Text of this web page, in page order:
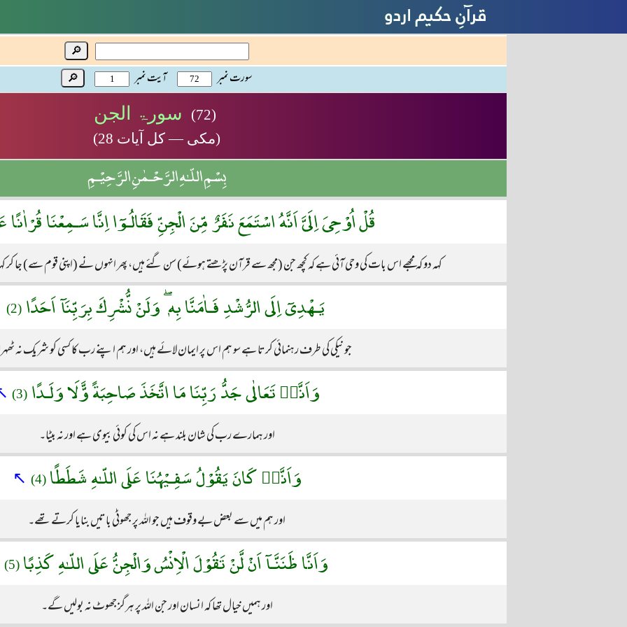
🔎
سورت نمبر آیت نمبر 🔎
(72) سورۃ الجن
(مکی — کل آیات 28)
بِسْمِ اللّـٰهِ الرَّحْـمٰنِ الرَّحِيْـمِ
قُلْ اُوْحِىَ اِلَىَّ اَنَّهُ اسْتَمَعَ نَفَرٌ مِّنَ الْجِنِّ فَقَالُـوٓا اِنَّا سَـمِعْنَا قُرْاٰنًا
کہہ دو کہ مجھے اس بات کی وحی آئی ہے کہ کچھ جن (مجھ سے قرآن پڑھتے ہوئے) سن گئے ہیں، پھر انہوں نے (اپنی قوم سے) جا
يَـهْدِىٓ اِلَى الرُّشْدِ فَـاٰمَنَّا بِهٖ ۖ وَلَنْ نُّشْرِكَ بِرَبِّنَآ اَحَدًا (2)
جو نیکی کی طرف رہنمائی کرتا ہے سو ہم اس پر ایمان لائے ہیں، اور ہم اپنے رب کا کسی کو شریک نہ
وَاَنَّهٝ تَعَالٰى جَدُّ رَبِّنَا مَا اتَّخَذَ صَاحِبَةً وَّّلَا وَلَـدًا (3)
اور ہمارے رب کی شان بلند ہے نہ اس کی کوئی بیوی ہے اور نہ بیٹا۔
وَاَنَّهٝ كَانَ يَقُوْلُ سَفِـيْهُنَا عَلَى اللّـٰهِ شَطَطًا(4)
↖
اور ہم میں سے بعض بے وقوف ہیں جو اللہ پر جھوٹی باتیں بنایا کرتے تھے۔
وَاَنَّا ظَنَنَّـآ اَنْ لَّنْ تَقُوْلَ الْاِنْسُ وَالْجِنُّ عَلَى اللّـٰهِ كَذِبًا(5)
اور ہمیں خیال تھا کہ انسان اور جن اللہ پر ہرگز جھوٹ نہ بولیں گے۔